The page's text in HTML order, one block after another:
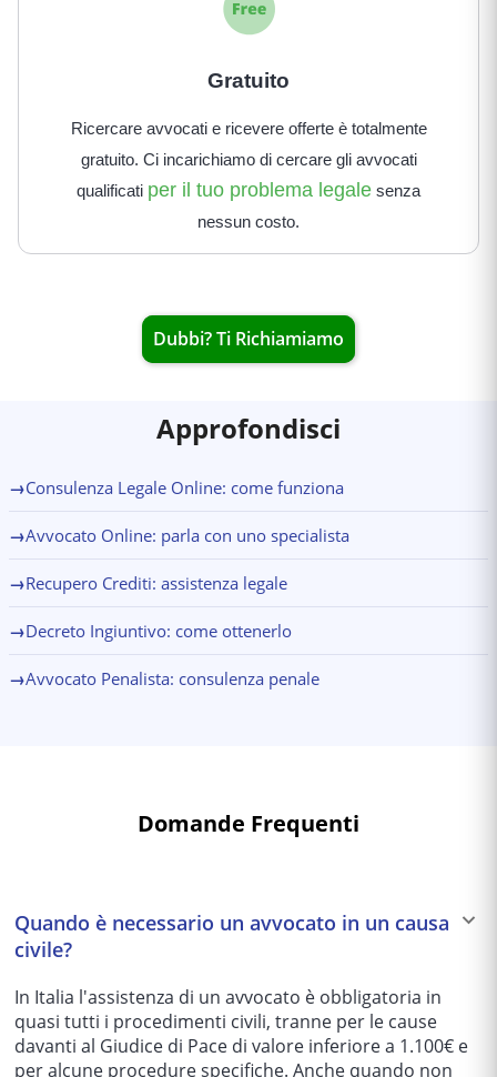
Gratuito
Ricercare avvocati e ricevere offerte è totalmente
gratuito. Ci incarichiamo di cercare gli avvocati
qualificati per il tuo problema legale senza
nessun costo.
Dubbi? Ti Richiamiamo
Approfondisci
→Consulenza Legale Online: come funziona
→Avvocato Online: parla con uno specialista
→Recupero Crediti: assistenza legale
→Decreto Ingiuntivo: come ottenerlo
→Avvocato Penalista: consulenza penale
Domande Frequenti
Quando è necessario un avvocato in un causa
civile?
In Italia l'assistenza di un avvocato è obbligatoria in
quasi tutti i procedimenti civili, tranne per le cause
davanti al Giudice di Pace di valore inferiore a 1.100€ e
per alcune procedure specifiche. Anche quando non